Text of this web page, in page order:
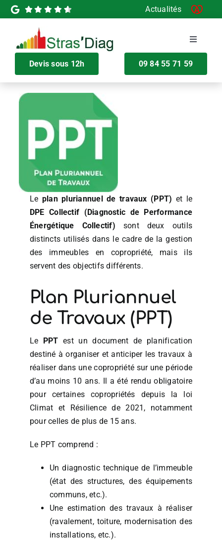
Passer
au
Actualités
Toggle
Devis en ligne
Diagnostics pour la vente
Diagnostics pour la location
Maprimerénov’
Devis sous 12h 09 84 55 71 59
Le plan pluriannuel de travaux (PPT) et le
DPE Collectif (Diagnostic de Performance
Énergétique Collectif) sont deux outils
distincts utilisés dans le cadre de la gestion
des immeubles en copropriété, mais ils
servent des objectifs différents.
Plan Pluriannuel
de Travaux (PPT)
Le PPT est un document de planification
destiné à organiser et anticiper les travaux à
réaliser dans une copropriété sur une période
d’au moins 10 ans. Il a été rendu obligatoire
pour certaines copropriétés depuis la loi
Climat et Résilience de 2021, notamment
pour celles de plus de 15 ans.
Le PPT comprend :
Un diagnostic technique de l’immeuble
(état des structures, des équipements
communs, etc.).
Une estimation des travaux à réaliser
(ravalement, toiture, modernisation des
installations, etc.).